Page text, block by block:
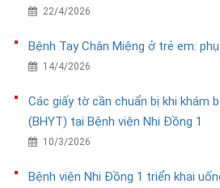
22/4/2026
Bệnh Tay Chân Miệng ở trẻ em:
14/4/2026
Các giấy tờ cần chuẩn bị khi khám
(BHYT) tại Bệnh viện Nhi Đồng 1
10/3/2026
Bệnh viện Nhi Đồng 1 triển khai